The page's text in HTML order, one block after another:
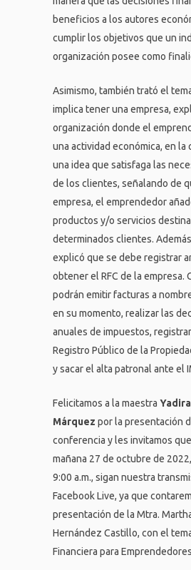
beneficios a los autores
cumplir los objetivos que un
organización posee como
Asimismo, también trató el
implica tener una empresa,
organización donde el
una actividad económica, en la
una idea que satisfaga las
de los clientes, señalando de
empresa, el emprendedor
productos y/o servicios
determinados clientes.
explicó que se debe registrar
obtener el RFC de la empresa.
podrán emitir facturas a
en su momento, realizar las
anuales de impuestos,
Registro Público de la
y sacar el alta patronal ante el
Felicitamos a la maestra
Márquez por la presentación
conferencia y les invitamos
mañana 27 de octubre de
9:00 a.m., sigan nuestra
Facebook Live, ya que
presentación de la Mtra.
Hernández Castillo, con el
Financiera para